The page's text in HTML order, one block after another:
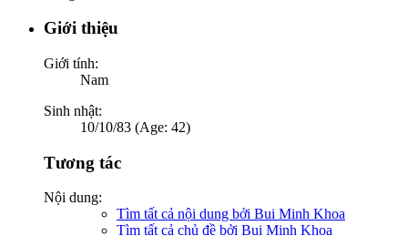
Giới thiệu
Giới tính:
Nam
Sinh nhật:
10/10/83 (Age: 42)
Tương tác
Nội dung:
Tìm tất cả nội dung bởi Bui Minh Khoa
Tìm tất cả chủ đề bởi Bui Minh Khoa